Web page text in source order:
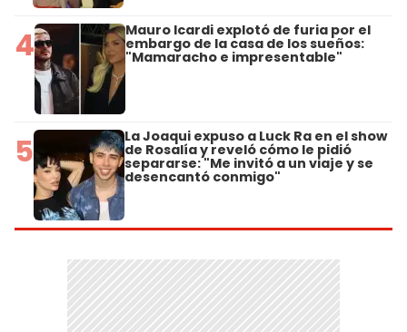
4 Mauro Icardi explotó de furia por el
embargo de la casa de los sueños:
"Mamaracho e impresentable"
5 La Joaqui expuso a Luck Ra en el show
de Rosalía y reveló cómo le pidió
separarse: "Me invitó a un viaje y se
desencantó conmigo"